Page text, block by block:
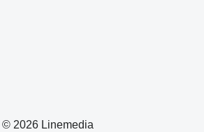
© 2026 Linemedia